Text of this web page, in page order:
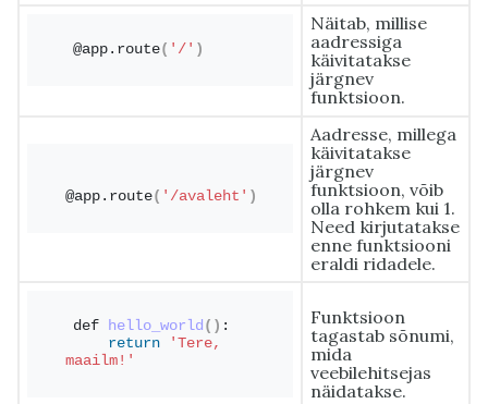
@app. route( '/' )
Näitab, millise
aadressiga
käivitatakse
järgnev
funktsioon.
@app. route( '/avaleht' )
Aadresse, millega
käivitatakse
järgnev
funktsioon, võib
olla rohkem kui 1.
Need kirjutatakse
enne funktsiooni
eraldi ridadele.
def hello_world () :
return
'Tere,
maailm!'
Funktsioon
tagastab sõnumi,
mida
veebilehitsejas
näidatakse.